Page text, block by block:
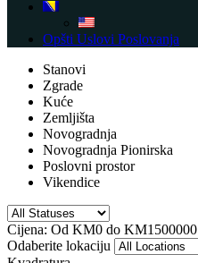
Opšti Uslovi Poslovanja
Stanovi
Zgrade
Kuće
Zemljišta
Novogradnja
Novogradnja Pionirska
Poslovni prostor
Vikendice
Cijena: Od KM0 do KM1500000
Odaberite lokaciju